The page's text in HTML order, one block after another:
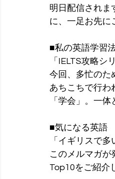
明日配信されま
に、一足お先に
■私の英語学習
「IELTS攻略シ
今回、多忙のた
あちこちで行わ
「学会」。一
■気になる英語
「イギリスで多
このメルマガが
Top10をご紹介